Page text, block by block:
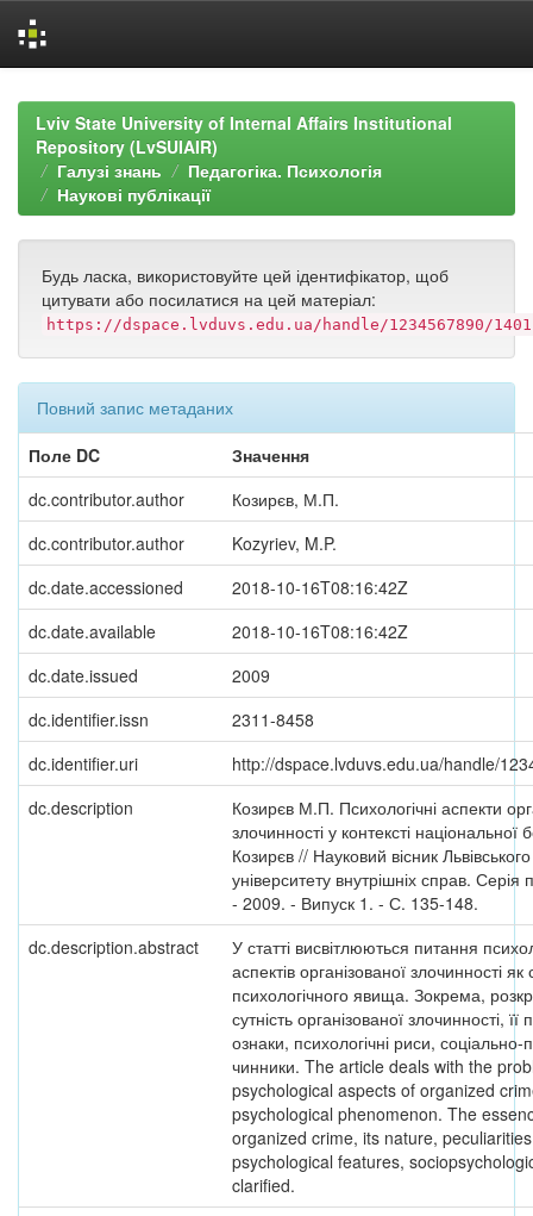
navigationLviv State University of Internal Affairs Institutional
Repository (LvSUIAIR)
Галузі знань
Педагогіка. Психологія
Наукові публікації
Будь ласка, використовуйте цей ідентифікатор, щоб
цитувати або посилатися на цей матеріал:
https://dspace.lvduvs.edu.ua/handle/1234567890/1401
Повний запис метаданих
Поле DC
Значення
dc.contributor.author
Козирєв, М.П.
dc.contributor.author
Kozyriev, M.P.
dc.date.accessioned
2018-10-16T08:16:42Z
dc.date.available
2018-10-16T08:16:42Z
dc.date.issued
2009
dc.identifier.issn
2311-8458
dc.identifier.uri
http://dspace.lvduvs.edu.ua/handle/
dc.description
Козирєв М.П. Психологічні аспекти
злочинності у контексті
Козирєв // Науковий вісник
університету внутрішніх справ. Серія
- 2009. - Випуск 1. - С. 135-148.
dc.description.abstract
У статті висвітлюються питання
аспектів організованої злочинності
психологічного явища. Зокрема,
сутність організованої злочинності,
ознаки, психологічні риси, соціально-
чинники. The article deals with the
psychological aspects of organized
psychological phenomenon. The
organized crime, its nature,
psychological features,
clarified.